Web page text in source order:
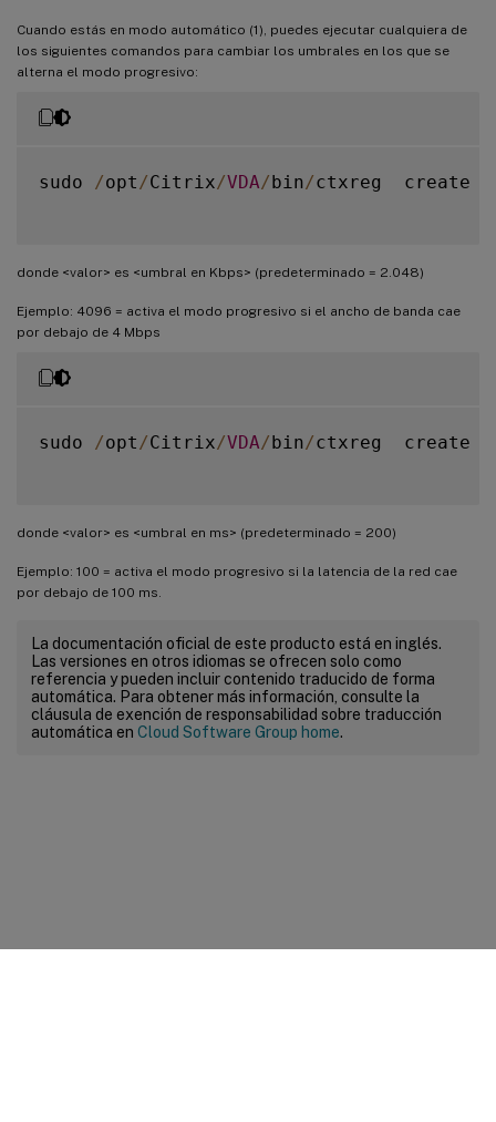
Cuando estás en modo automático (1), puedes ejecutar cualquiera de
los siguientes comandos para cambiar los umbrales en los que se
alterna el modo progresivo:
sudo /opt /Citrix/VDA/bin/ctxreg  create
donde <valor> es <umbral en Kbps> (predeterminado = 2.048)
Ejemplo: 4096 = activa el modo progresivo si el ancho de banda cae
por debajo de 4 Mbps
sudo /opt /Citrix/VDA/bin/ctxreg  create
donde <valor> es <umbral en ms> (predeterminado = 200)
Ejemplo: 100 = activa el modo progresivo si la latencia de la red cae
por debajo de 100 ms.
La documentación oficial de este producto está en inglés.
Las versiones en otros idiomas se ofrecen solo como
referencia y pueden incluir contenido traducido de forma
automática. Para obtener más información, consulte la
cláusula de exención de responsabilidad sobre traducción
automática en Cloud Software Group home.